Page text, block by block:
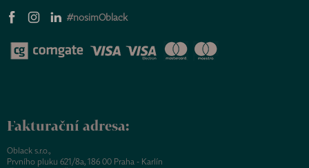
#nosimOblack
Fakturační adresa:
Oblack s.r.o.,
Prvního pluku 621/8a, 186 00 Praha - Karlín